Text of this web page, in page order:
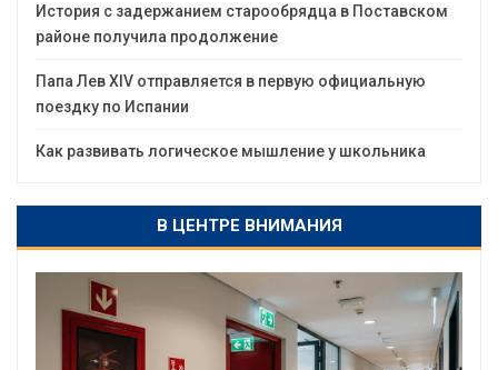
История с задержанием старообрядца в Поставском
районе получила продолжение
Папа Лев XIV отправляется в первую официальную
поездку по Испании
Как развивать логическое мышление у школьника
В ЦЕНТРЕ ВНИМАНИЯ